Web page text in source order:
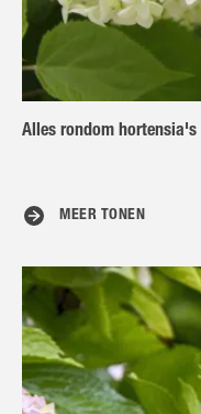
Alles rondom hortensia's
MEER TONEN